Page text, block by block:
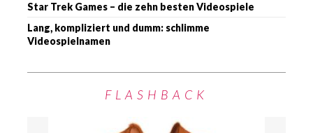
Star Trek Games – die zehn besten Videospiele
Lang, kompliziert und dumm: schlimme
Videospielnamen
FLASHBACK